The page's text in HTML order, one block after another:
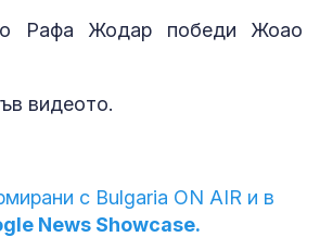
Рафа Жодар победи Жоао
видеото.
с Bulgaria ON AIR и в
News Showcase.